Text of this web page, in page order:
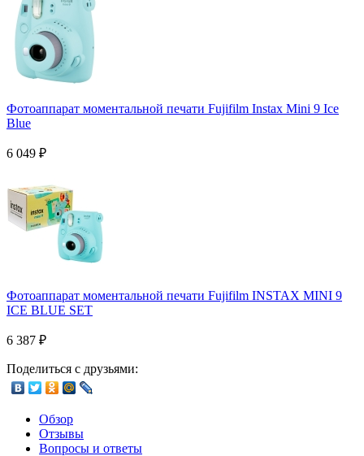
Фотоаппарат моментальной печати Fujifilm Instax Mini 9 Ice
Blue
6 049 ₽
Фотоаппарат моментальной печати Fujifilm INSTAX MINI 9
ICE BLUE SET
6 387 ₽
Поделиться с друзьями:
Обзор
Отзывы
Вопросы и ответы